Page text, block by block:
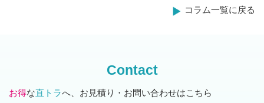
コラム一覧に戻る
Contact
お得な直トラへ、お見積り・お問い合わせはこちら